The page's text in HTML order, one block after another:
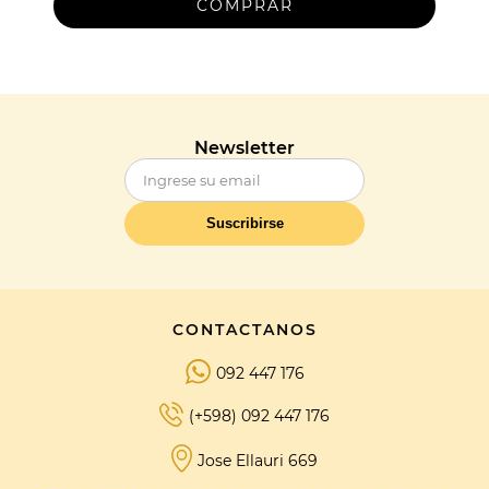
Newsletter
Suscribirse
CONTACTANOS
092 447 176
(+598) 092 447 176
Jose Ellauri 669